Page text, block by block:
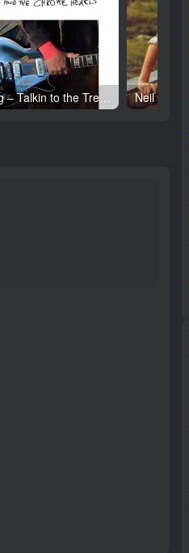
Neil Young – Talkin to the Trees(093624835004)【24bit／192.0kHz】土耳其区